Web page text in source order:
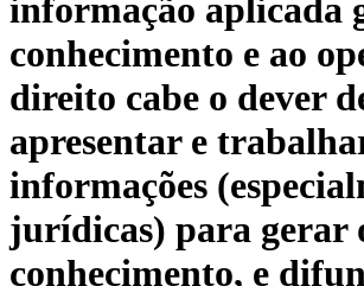
informação aplicada
conhecimento e ao
direito cabe o dever
apresentar e
informações
jurídicas) para gerar
conhecimento, e